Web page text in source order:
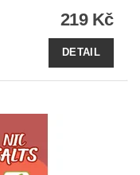
219 Kč
DETAIL